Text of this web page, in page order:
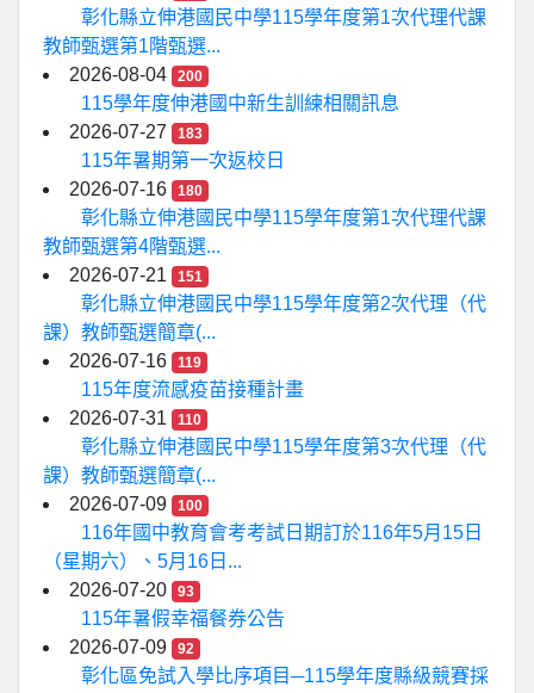
彰化縣立伸港國民中學115學年度第1次代理代課
教師甄選第1階甄選...
2026-08-04
200
115學年度伸港國中新生訓練相關訊息
2026-07-27
183
115年暑期第一次返校日
2026-07-16
180
彰化縣立伸港國民中學115學年度第1次代理代課
教師甄選第4階甄選...
2026-07-21
151
彰化縣立伸港國民中學115學年度第2次代理（代
課）教師甄選簡章(...
2026-07-16
119
115年度流感疫苗接種計畫
2026-07-31
110
彰化縣立伸港國民中學115學年度第3次代理（代
課）教師甄選簡章(...
2026-07-09
100
116年國中教育會考考試日期訂於116年5月15日
（星期六）、5月16日...
2026-07-20
93
115年暑假幸福餐券公告
2026-07-09
92
彰化區免試入學比序項目─115學年度縣級競賽採